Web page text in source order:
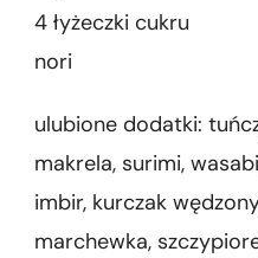
4 łyżeczki cukru
nori
ulubione dodatki:
makrela, surimi,
imbir, kurczak
marchewka,